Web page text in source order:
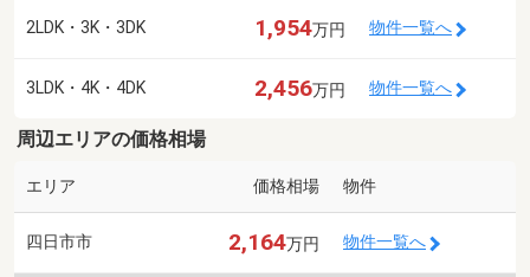
2LDK・3K・3DK 1,954万円 物件一覧へ
3LDK・4K・4DK 2,456万円 物件一覧へ
周辺エリアの価格相場
エリア 価格相場 物件
四日市市 2,164万円 物件一覧へ